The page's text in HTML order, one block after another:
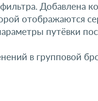
Добавлена
отображаются
путёвки
в групповой